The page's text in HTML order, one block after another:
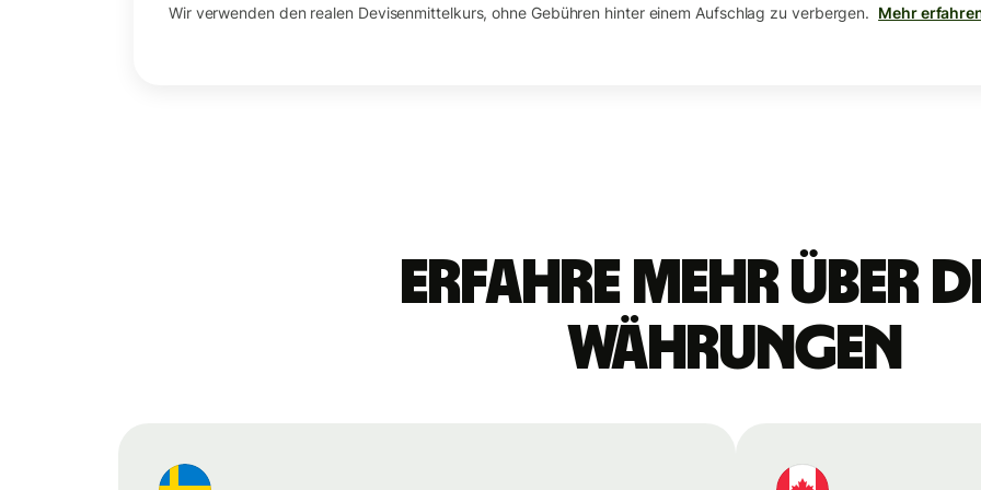
Wir verwenden den realen Devisenmittelkurs, ohne Gebühren hinter einem Aufschlag zu verbergen. Mehr
Erfahre mehr über
Währungen